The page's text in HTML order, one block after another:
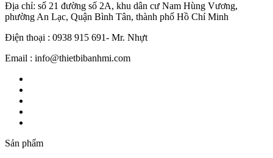
Địa chỉ: số 21 đường số 2A, khu dân cư Nam Hùng Vương,
phường An Lạc, Quận Bình Tân, thành phố Hồ Chí Minh
Điện thoại : 0938 915 691- Mr. Nhựt
Email : info@thietbibanhmi.com
Sản phẩm